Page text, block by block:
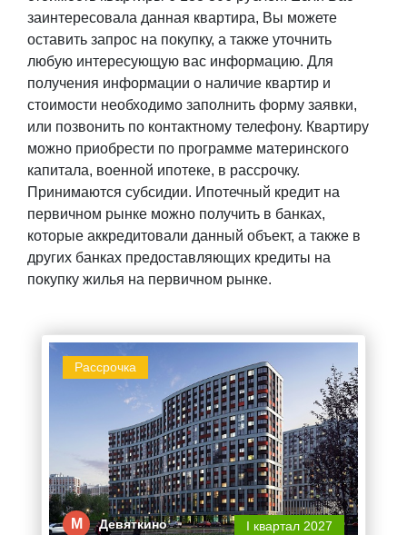
заинтересовала данная квартира, Вы можете
оставить запрос на покупку, а также уточнить
любую интересующую вас информацию. Для
получения информации о наличие квартир и
стоимости необходимо заполнить форму заявки,
или позвонить по контактному телефону. Квартиру
можно приобрести по программе материнского
капитала, военной ипотеке, в рассрочку.
Принимаются субсидии. Ипотечный кредит на
первичном рынке можно получить в банках,
которые аккредитовали данный объект, а также в
других банках предоставляющих кредиты на
покупку жилья на первичном рынке.
Рассрочка
М Девяткино I квартал 2027